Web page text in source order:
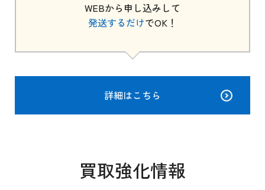
WEBから申し込みして
発送するだけでOK！
詳細はこちら
買取強化情報